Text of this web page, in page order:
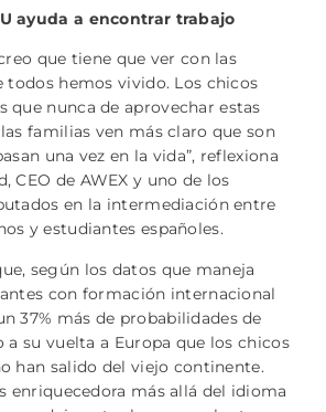
ayuda a encontrar trabajo
que tiene que ver con las
todos hemos vivido. Los chicos
que nunca de aprovechar estas
familias ven más claro que son
una vez en la vida”, reflexiona
CEO de AWEX y uno de los
en la intermediación entre
y estudiantes españoles.
según los datos que maneja
con formación internacional
37% más de probabilidades de
su vuelta a Europa que los chicos
han salido del viejo continente.
enriquecedora más allá del idioma